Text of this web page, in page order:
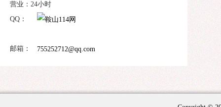
营业：24小时
QQ：
邮箱： 755252712@qq.com